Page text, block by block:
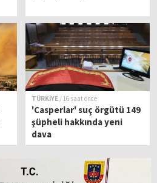
TÜRKİYE / 16 saat önce
'Casperlar' suç örgütü 149
şüpheli hakkında yeni
dava